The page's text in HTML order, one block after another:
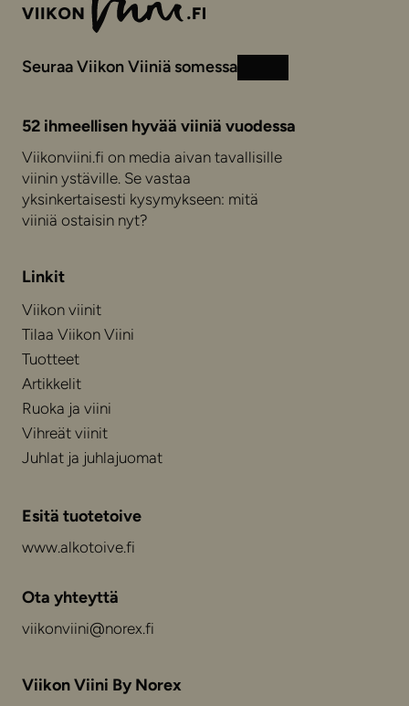
Seuraa Viikon Viiniä somessa
52 ihmeellisen hyvää viiniä vuodessa
Viikonviini.fi on media aivan tavallisille
viinin ystäville. Se vastaa
yksinkertaisesti kysymykseen: mitä
viiniä ostaisin nyt?
Linkit
Viikon viinit
Tilaa Viikon Viini
Tuotteet
Artikkelit
Ruoka ja viini
Vihreät viinit
Juhlat ja juhlajuomat
Esitä tuotetoive
www.alkotoive.fi
Ota yhteyttä
viikonviini@norex.fi
Viikon Viini By Norex